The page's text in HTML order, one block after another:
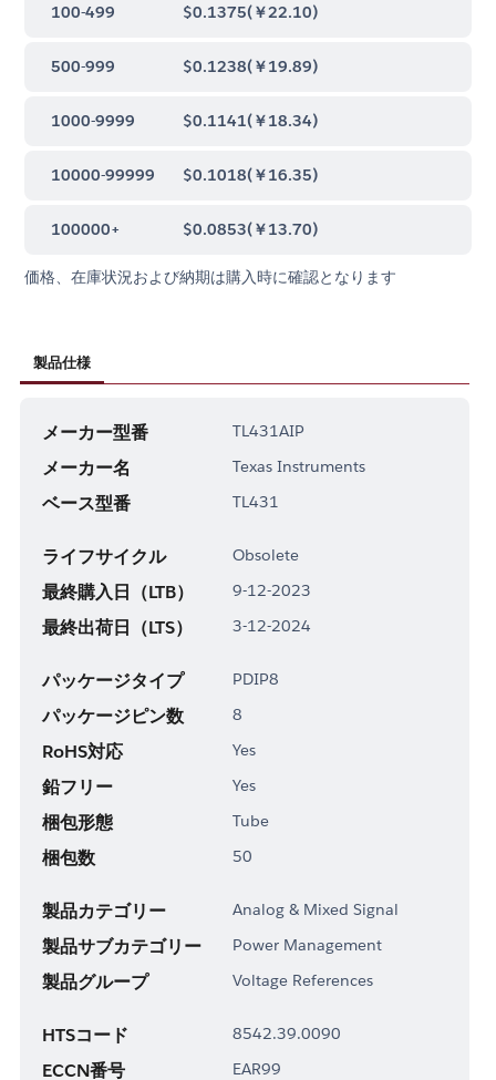
100-499 $0.1375(￥22.10)
500-999 $0.1238(￥19.89)
1000-9999 $0.1141(￥18.34)
10000-99999 $0.1018(￥16.35)
100000+ $0.0853(￥13.70)
価格、在庫状況および納期は購入時に確認となります
製品仕様
メーカー型番 TL431AIP
メーカー名 Texas Instruments
ベース型番 TL431
ライフサイクル Obsolete
最終購入日（LTB） 9-12-2023
最終出荷日（LTS） 3-12-2024
パッケージタイプ PDIP8
パッケージピン数 8
RoHS対応 Yes
鉛フリー Yes
梱包形態 Tube
梱包数 50
製品カテゴリー Analog & Mixed Signal
製品サブカテゴリー Power Management
製品グループ Voltage References
HTSコード 8542.39.0090
ECCN番号 EAR99